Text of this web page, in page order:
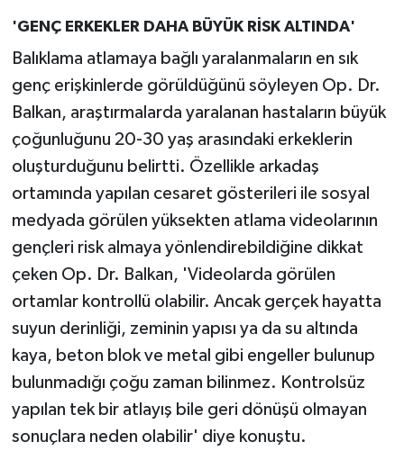
'GENÇ ERKEKLER DAHA BÜYÜK RİSK ALTINDA'
Balıklama atlamaya bağlı yaralanmaların en sık
genç erişkinlerde görüldüğünü söyleyen Op. Dr.
Balkan, araştırmalarda yaralanan hastaların büyük
çoğunluğunu 20-30 yaş arasındaki erkeklerin
oluşturduğunu belirtti. Özellikle arkadaş
ortamında yapılan cesaret gösterileri ile sosyal
medyada görülen yüksekten atlama videolarının
gençleri risk almaya yönlendirebildiğine dikkat
çeken Op. Dr. Balkan, 'Videolarda görülen
ortamlar kontrollü olabilir. Ancak gerçek hayatta
suyun derinliği, zeminin yapısı ya da su altında
kaya, beton blok ve metal gibi engeller bulunup
bulunmadığı çoğu zaman bilinmez. Kontrolsüz
yapılan tek bir atlayış bile geri dönüşü olmayan
sonuçlara neden olabilir' diye konuştu.